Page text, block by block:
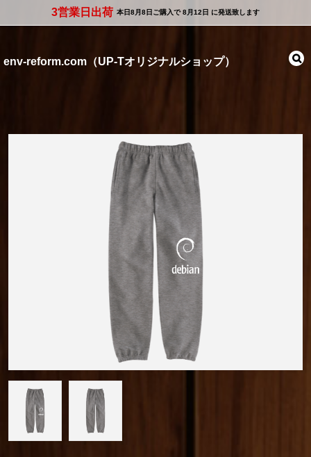
3営業日出荷 本日8月8日 ご購入で8月12日 に発送致します
env-reform.com（UP-Tオリジナルショップ）